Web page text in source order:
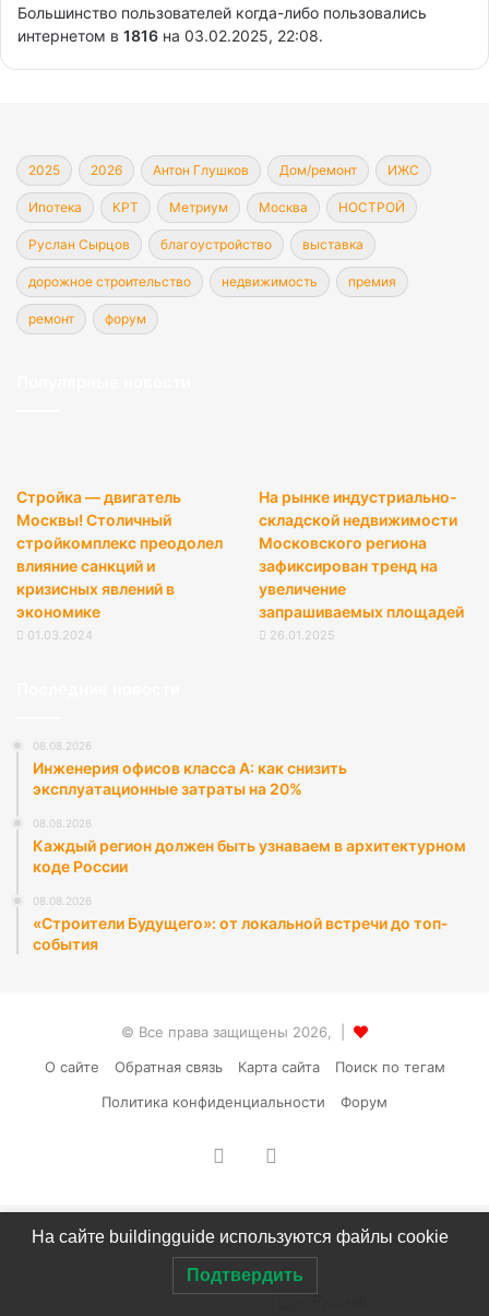
Большинство пользователей когда-либо пользовались
интернетом в 1816 на 03.02.2025, 22:08.
2025 2026 Антон Глушков Дом/ремонт ИЖС
Ипотека КРТ Метриум Москва НОСТРОЙ
Руслан Сырцов благоустройство выставка
дорожное строительство недвижимость премия
ремонт форум
Стройка — двигатель
Москвы! Столичный
стройкомплекс преодолел
влияние санкций и
кризисных явлений в
экономике
01.03.2024
На рынке индустриально-
складской недвижимости
Московского региона
зафиксирован тренд на
увеличение
запрашиваемых площадей
26.01.2025
08.08.2026
Инженерия офисов класса А: как снизить
эксплуатационные затраты на 20%
08.08.2026
Каждый регион должен быть узнаваем в архитектурном
коде России
08.08.2026
«Строители Будущего»: от локальной встречи до топ-
события
© Все права защищены 2026, |
О сайте
Обратная связь Карта сайта
Поиск по тегам
Политика конфиденциальности
Форум
vk.com
На сайте buildingguide используются файлы cookie
Подтвердить